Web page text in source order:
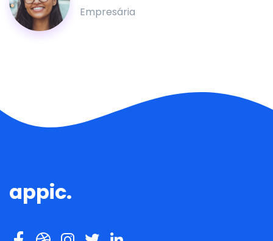
Empresária
appic.